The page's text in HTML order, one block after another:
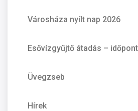
Városháza nyílt nap 2026
Esővízgyűjtő átadás –
Üvegzseb
Hírek